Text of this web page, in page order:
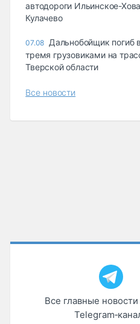
автодороги Ильинское-
Кулачево
07.08 Дальнобойщик погиб
тремя грузовиками на
Тверской области
Все новости
Все главные